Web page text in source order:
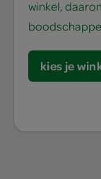
winkel,
kies je